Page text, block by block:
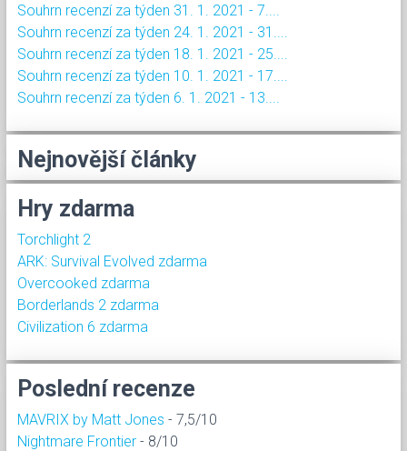
Souhrn recenzí za týden 31. 1. 2021 - 7....
Souhrn recenzí za týden 24. 1. 2021 - 31....
Souhrn recenzí za týden 18. 1. 2021 - 25....
Souhrn recenzí za týden 10. 1. 2021 - 17....
Souhrn recenzí za týden 6. 1. 2021 - 13....
Nejnovější články
Hry zdarma
Torchlight 2
ARK: Survival Evolved zdarma
Overcooked zdarma
Borderlands 2 zdarma
Civilization 6 zdarma
Poslední recenze
MAVRIX by Matt Jones - 7,5/10
Nightmare Frontier - 8/10